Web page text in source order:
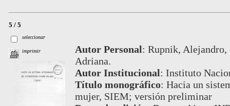
5 / 5
seleccionar
imprimir Autor Personal: Rupnik,
Adriana.
Autor Institucional: Instituto
Título monográfico: Hacia un
mujer, SIEM; versión preliminar